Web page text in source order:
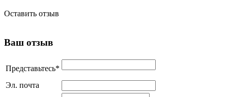
Оставить отзыв
Ваш отзыв
Представьтесь*
Эл. почта